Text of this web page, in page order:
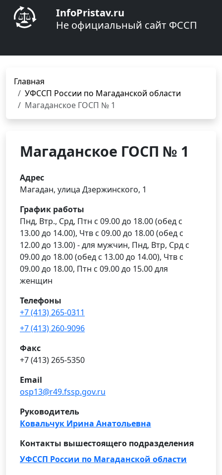
InfoPristav.ru
Не официальный сайт ФССП
Главная
УФССП России по Магаданской области
Магаданское ГОСП № 1
Магаданское ГОСП № 1
Адрес
Магадан, улица Дзержинского, 1
График работы
Пнд, Втр., Срд, Птн с 09.00 до 18.00 (обед с
13.00 до 14.00), Чтв с 09.00 до 18.00 (обед с
12.00 до 13.00) - для мужчин, Пнд, Втр, Срд с
09.00 до 18.00 (обед с 13.00 до 14.00), Чтв с
09.00 до 18.00, Птн с 09.00 до 15.00 для
женщин
Телефоны
+7 (413) 265-0311
+7 (413) 260-9096
Факс
+7 (413) 265-5350
Email
osp13@r49.fssp.gov.ru
Руководитель
Ковальчук Ирина Анатольевна
Контакты вышестоящего подразделения
УФССП России по Магаданской области